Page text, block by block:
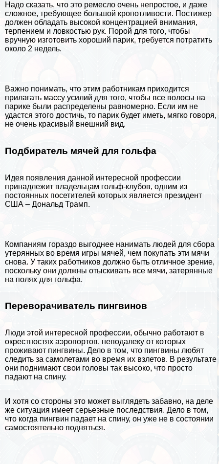
Надо сказать, что это ремесло очень непростое, и даже
сложное, требующее большой кропотливости. Постижер
должен обладать высокой концентрацией внимания,
терпением и ловкостью рук. Порой для того, чтобы
вручную изготовить хороший парик, требуется потратить
около 2 недель.
Важно понимать, что этим работникам приходится
прилагать массу усилий для того, чтобы все волосы на
парике были распределены равномерно. Если им не
удастся этого достичь, то парик будет иметь, мягко говоря,
не очень красивый внешний вид.
Подбиратель мячей для гольфа
Идея появления данной интересной профессии
принадлежит владельцам гольф-клубов, одним из
постоянных посетителей которых является президент
США – Дональд Трамп.
Компаниям гораздо выгоднее нанимать людей для сбора
утерянных во время игры мячей, чем покупать эти мячи
снова. У таких работников должно быть отличное зрение,
поскольку они должны отыскивать все мячи, затерянные
на полях для гольфа.
Переворачиватель пингвинов
Люди этой интересной профессии, обычно работают в
окрестностях аэропортов, неподалеку от которых
проживают пингвины. Дело в том, что пингвины любят
следить за самолетами во время их взлетов. В результате
они поднимают свои головы так высоко, что просто
падают на спину.
И хотя со стороны это может выглядеть забавно, на деле
же ситуация имеет серьезные последствия. Дело в том,
что когда пингвин падает на спину, он уже не в состоянии
самостоятельно подняться.